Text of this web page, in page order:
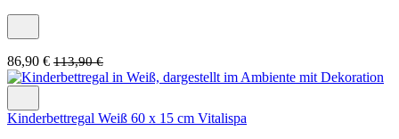
86,90 € 113,90 €
Kinderbettregal Weiß 60 x 15 cm Vitalispa